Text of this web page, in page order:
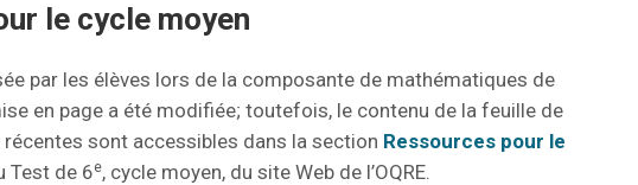
le cycle moyen
par les élèves lors de la composante de mathématiques de
en page a été modifiée; toutefois, le contenu de la feuille de
sont accessibles dans la section Ressources pour le
Test de 6e, cycle moyen, du site Web de l’OQRE.